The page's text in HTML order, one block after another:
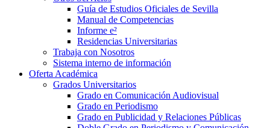
Guía de Estudios Oficiales de Sevilla
Manual de Competencias
Informe e²
Residencias Universitarias
Trabaja con Nosotros
Sistema interno de información
Oferta Académica
Grados Universitarios
Grado en Comunicación Audiovisual
Grado en Periodismo
Grado en Publicidad y Relaciones Públicas